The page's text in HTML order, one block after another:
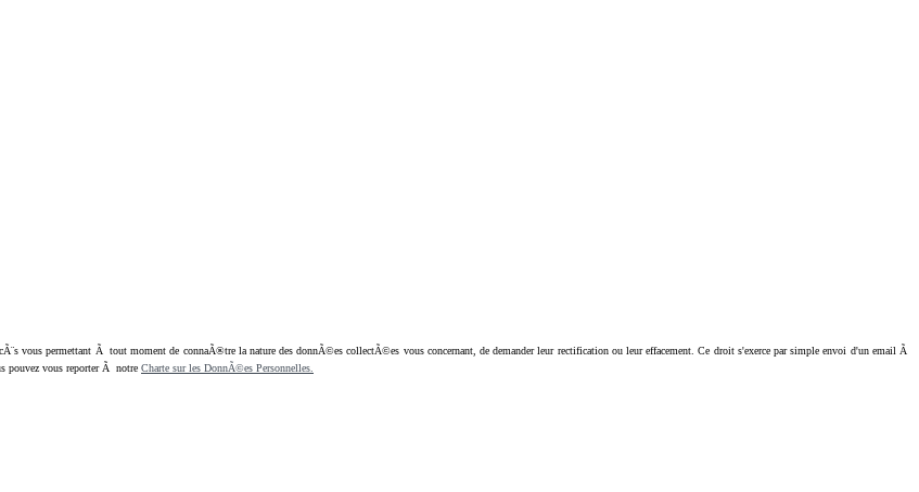
permettant Ã tout moment de connaÃ®tre la nature des donnÃ©es collectÃ©es vous concernant, de demander leur rectification ou leur effacement. Ce droit s'exerce par simple envoi d'un email Ã
pouvez vous reporter Ã notre Charte sur les DonnÃ©es Personnelles.